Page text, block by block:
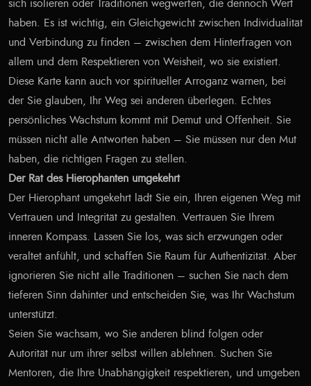
sich isolieren oder Traditionen wegwerfen, die dennoch Wert
haben. Es ist wichtig, ein Gleichgewicht zwischen Individualität
und Verbindung zu finden – zwischen dem Hinterfragen von
allem und dem Respektieren von Weisheit, wo sie existiert.
Diese Karte kann auch vor spiritueller Arroganz warnen, bei
der Sie glauben, Ihr Weg sei anderen überlegen. Echtes
persönliches Wachstum kommt mit Demut und Offenheit. Sie
müssen nicht alle Antworten haben – Sie müssen nur den Mut
haben, die richtigen Fragen zu stellen.
Der Rat des Hierophanten umgekehrt
Der Hierophant umgekehrt lädt Sie ein, Ihren eigenen Weg mit
Vertrauen und Integrität zu gestalten. Vertrauen Sie Ihrem
inneren Kompass. Lassen Sie los, was sich erzwungen oder
veraltet anfühlt, und schaffen Sie Raum für Authentizität. Aber
ignorieren Sie nicht alle Traditionen – suchen Sie nach dem
tieferen Sinn dahinter und entscheiden Sie, was Ihr Wachstum
unterstützt.
Seien Sie wachsam, wo Sie anderen blind folgen oder
Autorität nur um ihrer selbst willen ablehnen. Suchen Sie
Mentoren, die Ihre Unabhängigkeit respektieren, und umgeben